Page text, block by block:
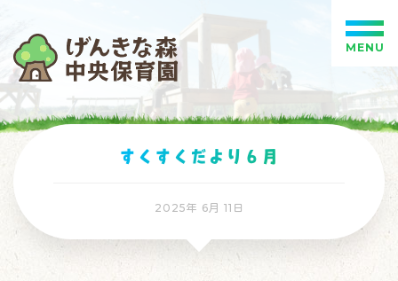
すくすくだより６月
2025年 6月 11日
MENU